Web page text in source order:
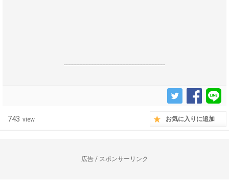
------------------------------------------------------------------
743 view お気に入りに追加
広告 / スポンサーリンク